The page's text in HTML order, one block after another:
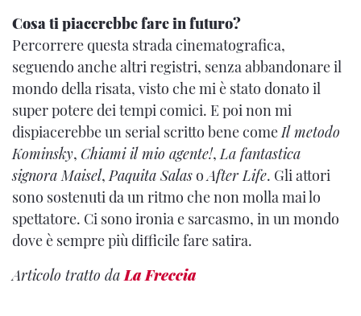
Cosa ti piacerebbe fare in futuro?
Percorrere questa strada cinematografica,
seguendo anche altri registri, senza abbandonare il
mondo della risata, visto che mi è stato donato il
super potere dei tempi comici. E poi non mi
dispiacerebbe un serial scritto bene come Il metodo
Kominsky, Chiami il mio agente!, La fantastica
signora Maisel, Paquita Salaso After Life. Gli attori
sono sostenuti da un ritmo che non molla mai lo
spettatore. Ci sono ironia e sarcasmo, in un mondo
dove è sempre più difficile fare satira.
Articolo tratto da La Freccia